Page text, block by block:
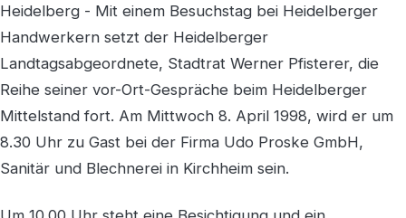
Heidelberg - Mit einem Besuchstag bei Heidelberger
Handwerkern setzt der Heidelberger
Landtagsabgeordnete, Stadtrat Werner Pfisterer, die
Reihe seiner vor-Ort-Gespräche beim Heidelberger
Mittelstand fort. Am Mittwoch 8. April 1998, wird er um
8.30 Uhr zu Gast bei der Firma Udo Proske GmbH,
Sanitär und Blechnerei in Kirchheim sein.